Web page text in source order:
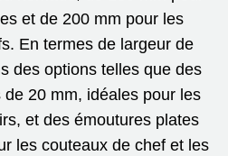
et de 200 mm pour les
En termes de largeur de
des options telles que des
20 mm, idéales pour les
et des émoutures plates
les couteaux de chef et les